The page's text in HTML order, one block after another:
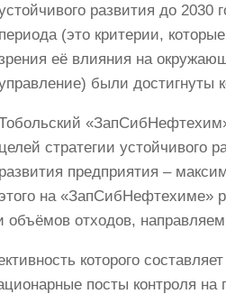
развития до 2030
периода (это критерии,
её влияния на
были достигнуты
целей стратегии устойчивого
развития предприятия –
на «ЗапСибНефтехиме»
отходов,
которого
посты контроля